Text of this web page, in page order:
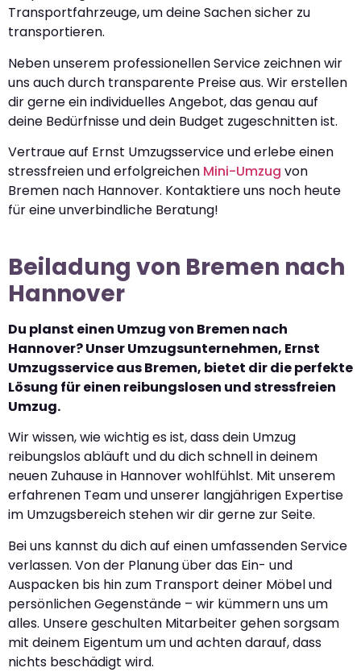
Transportfahrzeuge, um deine Sachen sicher zu
transportieren.
Neben unserem professionellen Service zeichnen wir
uns auch durch transparente Preise aus. Wir erstellen
dir gerne ein individuelles Angebot, das genau auf
deine Bedürfnisse und dein Budget zugeschnitten ist.
Vertraue auf Ernst Umzugsservice und erlebe einen
stressfreien und erfolgreichen Mini-Umzug von
Bremen nach Hannover. Kontaktiere uns noch heute
für eine unverbindliche Beratung!
Beiladung von Bremen nach
Hannover
Du planst einen Umzug von Bremen nach
Hannover? Unser Umzugsunternehmen, Ernst
Umzugsservice aus Bremen, bietet dir die perfekte
Lösung für einen reibungslosen und stressfreien
Umzug.
Wir wissen, wie wichtig es ist, dass dein Umzug
reibungslos abläuft und du dich schnell in deinem
neuen Zuhause in Hannover wohlfühlst. Mit unserem
erfahrenen Team und unserer langjährigen Expertise
im Umzugsbereich stehen wir dir gerne zur Seite.
Bei uns kannst du dich auf einen umfassenden Service
verlassen. Von der Planung über das Ein- und
Auspacken bis hin zum Transport deiner Möbel und
persönlichen Gegenstände – wir kümmern uns um
alles. Unsere geschulten Mitarbeiter gehen sorgsam
mit deinem Eigentum um und achten darauf, dass
nichts beschädigt wird.